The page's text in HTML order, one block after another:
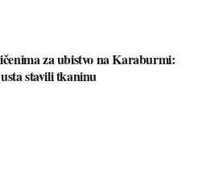
za ubistvo na Karaburmi:
stavili tkaninu